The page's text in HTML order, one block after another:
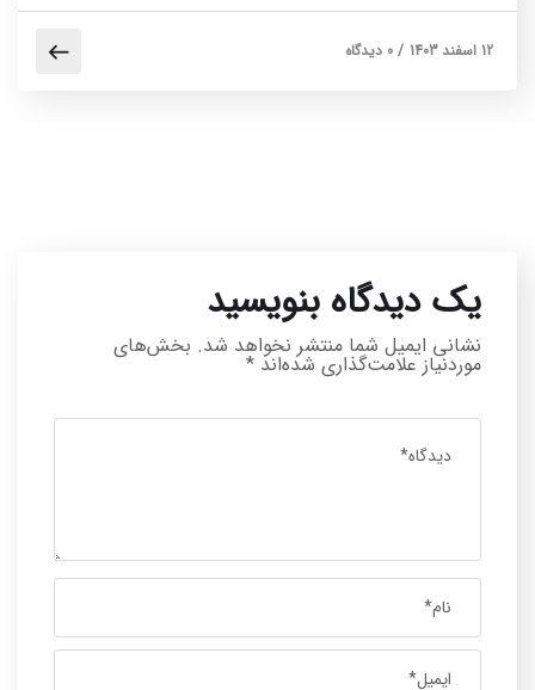
12 اسفند 1403 / 0 دیدگاه
یک دیدگاه بنویسید
نشانی ایمیل شما منتشر نخواهد شد. بخش‌های
موردنیاز علامت‌گذاری شده‌اند *